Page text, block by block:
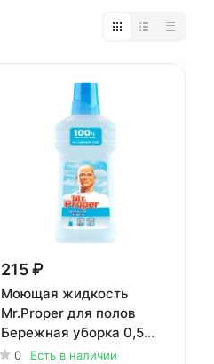
215 ₽
Моющая жидкость
Mr.Proper для полов
Бережная уборка 0,5
литра
0
Есть в наличии